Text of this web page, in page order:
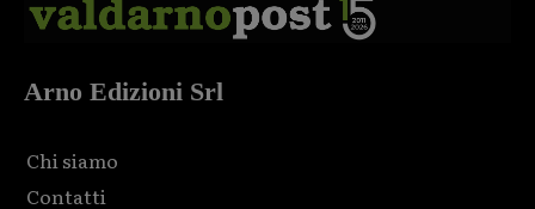
Arno Edizioni Srl
Chi siamo
Contatti